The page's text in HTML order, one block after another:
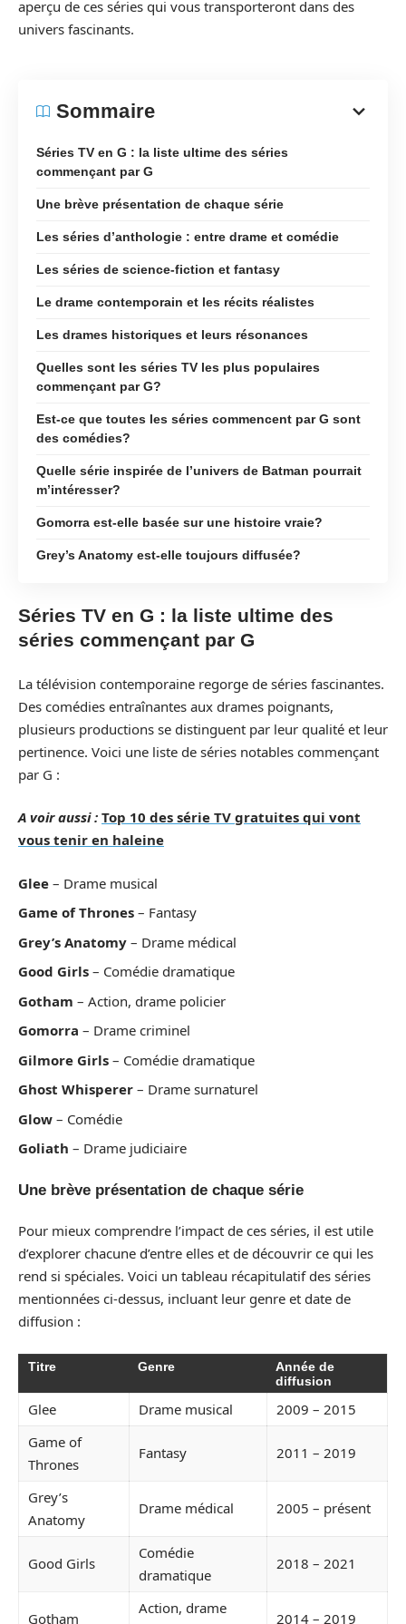
aperçu de ces séries qui vous transporteront dans des
univers fascinants.
Sommaire
Séries TV en G : la liste ultime des séries
commençant par G
Une brève présentation de chaque série
Les séries d’anthologie : entre drame et comédie
Les séries de science-fiction et fantasy
Le drame contemporain et les récits réalistes
Les drames historiques et leurs résonances
Quelles sont les séries TV les plus populaires
commençant par G?
Est-ce que toutes les séries commencent par G sont
des comédies?
Quelle série inspirée de l’univers de Batman pourrait
m’intéresser?
Gomorra est-elle basée sur une histoire vraie?
Grey’s Anatomy est-elle toujours diffusée?
Séries TV en G : la liste ultime des
séries commençant par G
La télévision contemporaine regorge de séries fascinantes.
Des comédies entraînantes aux drames poignants,
plusieurs productions se distinguent par leur qualité et leur
pertinence. Voici une liste de séries notables commençant
par G :
A voir aussi : Top 10 des série TV gratuites qui vont
vous tenir en haleine
Glee – Drame musical
Game of Thrones – Fantasy
Grey’s Anatomy – Drame médical
Good Girls – Comédie dramatique
Gotham – Action, drame policier
Gomorra – Drame criminel
Gilmore Girls – Comédie dramatique
Ghost Whisperer – Drame surnaturel
Glow – Comédie
Goliath – Drame judiciaire
Une brève présentation de chaque série
Pour mieux comprendre l’impact de ces séries, il est utile
d’explorer chacune d’entre elles et de découvrir ce qui les
rend si spéciales. Voici un tableau récapitulatif des séries
mentionnées ci-dessus, incluant leur genre et date de
diffusion :
Titre Genre
Année de
diffusion
Glee Drame musical
2009 – 2015
Game of
Thrones
Fantasy 2011 – 2019
Grey’s
Anatomy
Drame médical 2005 – présent
Good Girls
Comédie
dramatique
2018 – 2021
Gotham
Action, drame
2014 – 2019